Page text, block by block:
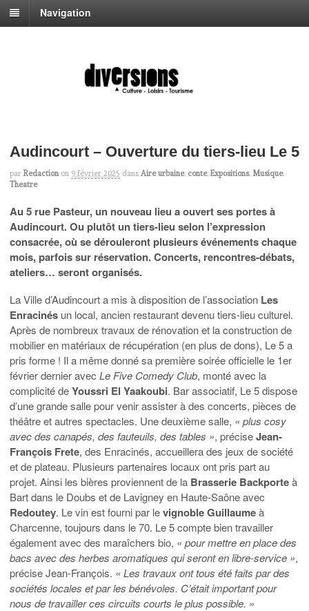
Navigation
Audincourt – Ouverture du tiers-lieu Le 5
par Redaction on 9 février 2025 dans Aire urbaine, conte, Expositions, Musique,
Theatre
Au 5 rue Pasteur, un nouveau lieu a ouvert ses portes à
Audincourt. Ou plutôt un tiers-lieu selon l’expression
consacrée, où se dérouleront plusieurs événements chaque
mois, parfois sur réservation. Concerts, rencontres-débats,
ateliers… seront organisés.
La Ville d’Audincourt a mis à disposition de l’association Les
Enracinés un local, ancien restaurant devenu tiers-lieu culturel.
Après de nombreux travaux de rénovation et la construction de
mobilier en matériaux de récupération (en plus de dons), Le 5 a
pris forme ! Il a même donné sa première soirée officielle le 1er
février dernier avec Le Five Comedy Club, monté avec la
complicité deYoussri El Yaakoubi. Bar associatif, Le 5 dispose
d’une grande salle pour venir assister à des concerts, pièces de
théâtre et autres spectacles. Une deuxième salle, « plus cosy
avec des canapés, des fauteuils, des tables », préciseJean-
François Frete, des Enracinés, accueillera des jeux de société
et de plateau. Plusieurs partenaires locaux ont pris part au
projet. Ainsi les bières proviennent de la Brasserie Backporteà
Bart dans le Doubs et de Lavigney en Haute-Saône avec
Redoutey. Le vin est fourni par levignoble Guillaumeà
Charcenne, toujours dans le 70. Le 5 compte bien travailler
également avec des maraîchers bio, « pour mettre en place des
bacs avec des herbes aromatiques qui seront en libre-service »,
précise Jean-François. « Les travaux ont tous été faits par des
sociétés locales et par les bénévoles. C’était important pour
nous de travailler ces circuits courts le plus possible. »